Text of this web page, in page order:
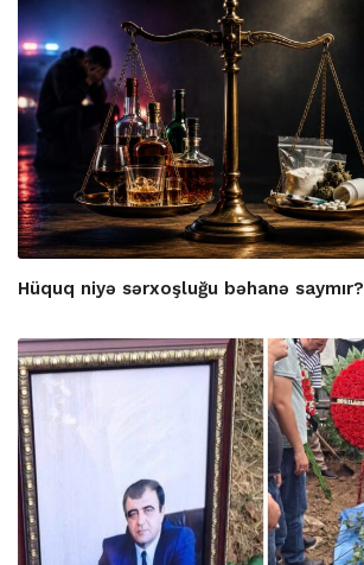
Hüquq niyə sərxoşluğu bəhanə saymır?